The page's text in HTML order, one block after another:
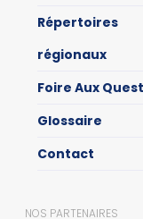
Répertoires
régionaux
Foire Aux
Glossaire
Contact
NOS PARTENAIRES